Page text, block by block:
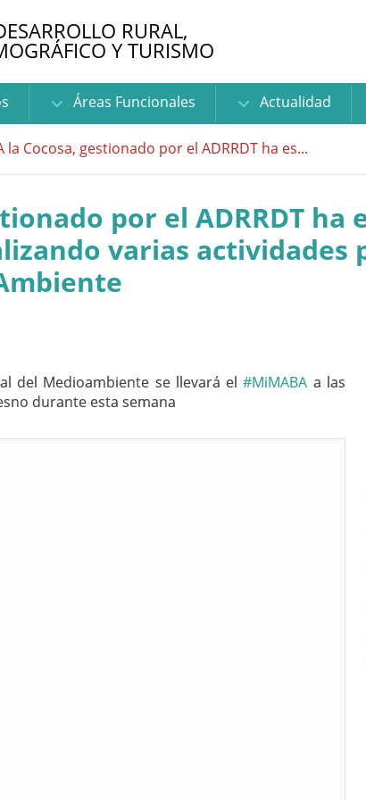
RURAL,
Y TURISMO
Áreas Funcionales Actualidad
la Cocosa, gestionado por el ADRRDT ha es...
por el ADRRDT
varias actividades
del Medioambiente se llevará el#MiMABA a las
durante esta semana